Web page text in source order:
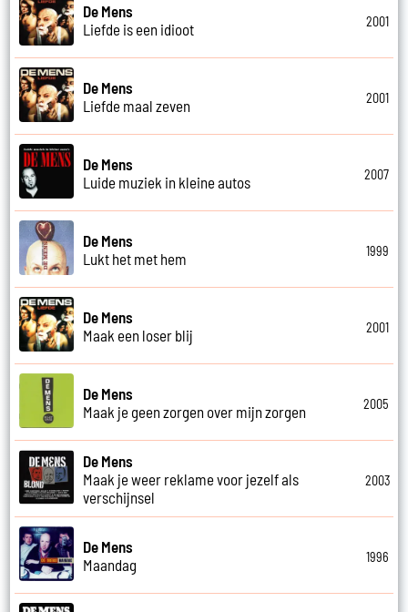
De Mens
Liefde is een idioot
2001
De Mens
Liefde maal zeven
2001
De Mens
Luide muziek in kleine autos
2007
De Mens
Lukt het met hem
1999
De Mens
Maak een loser blij
2001
De Mens
Maak je geen zorgen over mijn zorgen
2005
De Mens
Maak je weer reklame voor jezelf als
verschijnsel
2003
De Mens
Maandag
1996